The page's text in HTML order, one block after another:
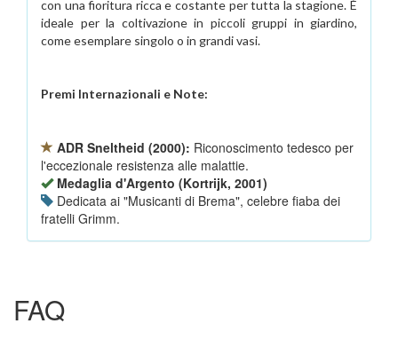
con una fioritura ricca e costante per tutta la stagione. È
ideale per la coltivazione in piccoli gruppi in giardino,
come esemplare singolo o in grandi vasi.
Premi Internazionali e Note:
ADR Sneltheid (2000): Riconoscimento tedesco per
l'eccezionale resistenza alle malattie.
Medaglia d'Argento (Kortrijk, 2001)
Dedicata ai "Musicanti di Brema", celebre fiaba dei
fratelli Grimm.
FAQ